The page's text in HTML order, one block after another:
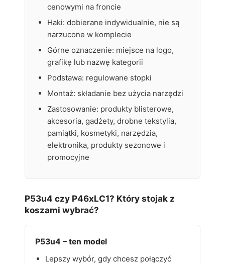
cenowymi na froncie
Haki: dobierane indywidualnie, nie są
narzucone w komplecie
Górne oznaczenie: miejsce na logo,
grafikę lub nazwę kategorii
Podstawa: regulowane stopki
Montaż: składanie bez użycia narzędzi
Zastosowanie: produkty blisterowe,
akcesoria, gadżety, drobne tekstylia,
pamiątki, kosmetyki, narzędzia,
elektronika, produkty sezonowe i
promocyjne
P53u4 czy P46xLC1? Który stojak z
koszami wybrać?
P53u4 – ten model
Lepszy wybór, gdy chcesz połączyć